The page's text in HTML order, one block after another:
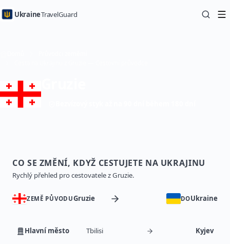
UkraineTravelGuard
CO SE ZMĚNÍ, KDYŽ CESTUJETE NA UKRAJINU
Rychlý přehled pro cestovatele z Gruzie.
ZEMĚ PŮVODUGruzie DOUkraine
Hlavní město Tbilisi Kyjev